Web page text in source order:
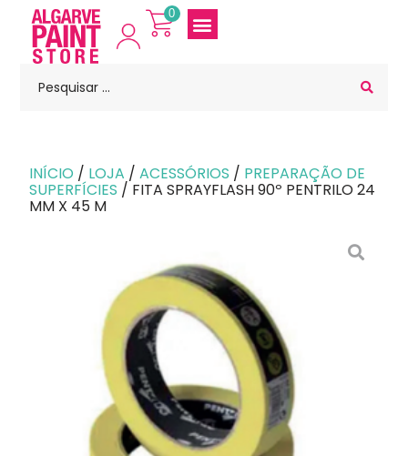
0
INÍCIO / LOJA /ACESSÓRIOS / PREPARAÇÃO DE
SUPERFÍCIES / FITA SPRAYFLASH 90º PENTRILO 24
MM X 45 M